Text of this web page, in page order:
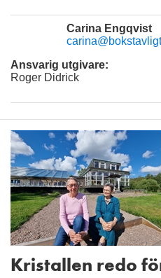
Carina Engqvist
Ansvarig utgivare:
Roger Didrick
Kristallen redo